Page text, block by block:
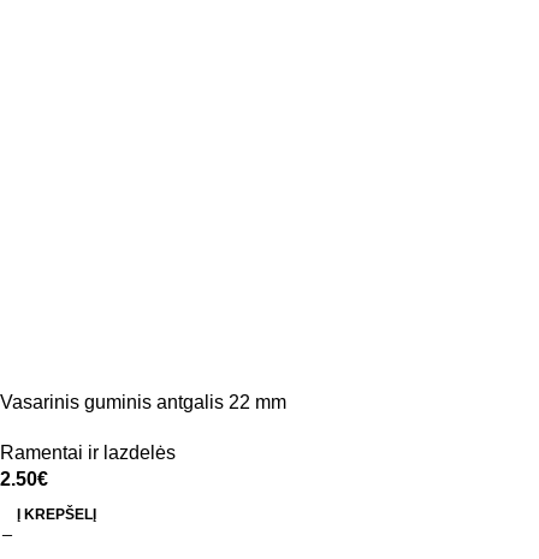
Vasarinis guminis antgalis 22 mm
Ramentai ir lazdelės
2.50€
Į KREPŠELĮ